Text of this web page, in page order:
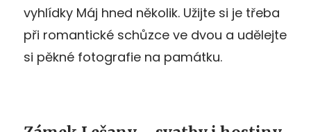
vyhlídky Máj hned několik. Užijte si je třeba
při romantické schůzce ve dvou a udělejte
si pěkné fotografie na památku.